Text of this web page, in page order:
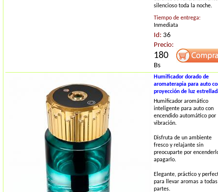
silencioso toda la noche.
Tiempo de entrega:
Inmediata
Id: 36
Precio:
180
Bs
Humificador dorado de
aromaterapia para auto
proyección de luz
Humificador aromático
inteligente para auto con
encendido automático por
vibración.
Disfruta de un ambiente
fresco y relajante sin
preocuparte por
apagarlo.
Elegante, práctico y
para llevar aromas a todas
partes.